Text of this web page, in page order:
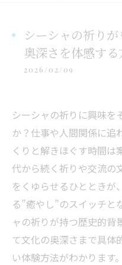
シーシャの祈り
奥深さを体感する
2026/02/09
シーシャの祈りに興味を
か？仕事や人間関係に追
くりと解きほぐす時間は
代から続く祈りや交流の
をくゆらせるひとときが
る”癒やし”のスイッチと
ャの祈りが持つ歴史的背
て文化の奥深さまで具体
い体験方法がわかります